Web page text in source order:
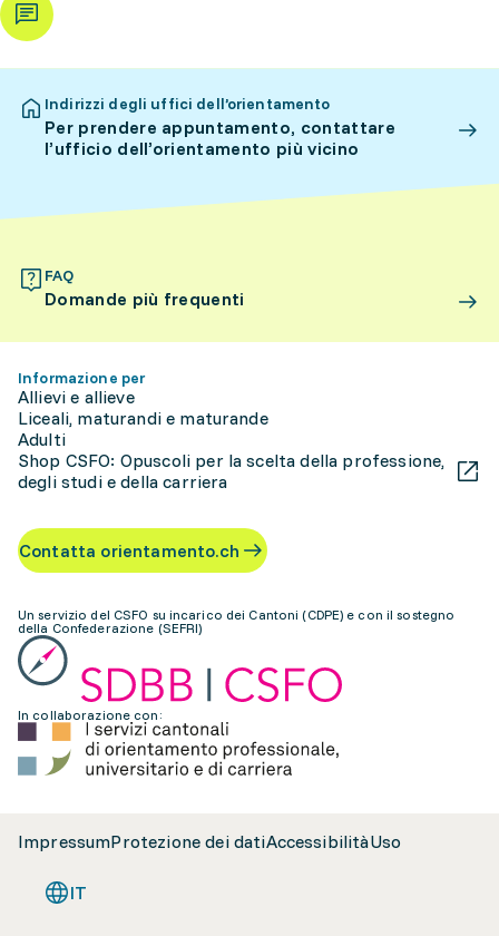
Indirizzi degli uffici dell’orientamento
Per prendere appuntamento, contattare
l’ufficio dell’orientamento più vicino
FAQ
Domande più frequenti
Informazione per
Allievi e allieve
Liceali, maturandi e maturande
Adulti
Shop CSFO: Opuscoli per la scelta della professione,
degli studi e della carriera
Contatta orientamento.ch
Un servizio del CSFO su incarico dei Cantoni (CDPE) e con il sostegno
della Confederazione (SEFRI)
In collaborazione con:
ImpressumProtezione dei datiAccessibilitàUso
IT